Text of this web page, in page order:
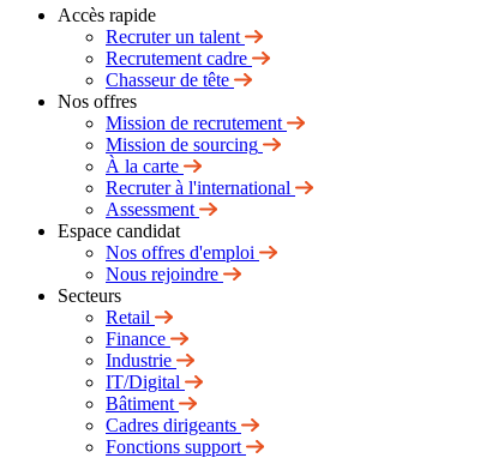
Accès rapide
Recruter un talent
Recrutement cadre
Chasseur de tête
Nos offres
Mission de recrutement
Mission de sourcing
À la carte
Recruter à l'international
Assessment
Espace candidat
Nos offres d'emploi
Nous rejoindre
Secteurs
Retail
Finance
Industrie
IT/Digital
Bâtiment
Cadres dirigeants
Fonctions support